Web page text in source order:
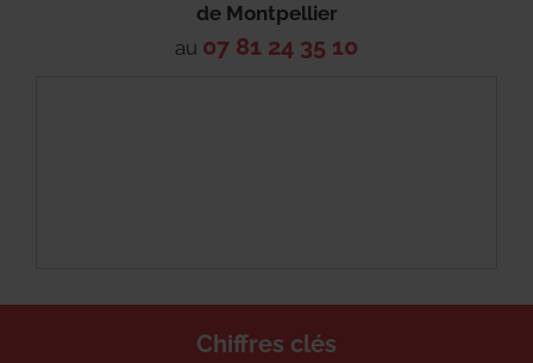
de Montpellier
au 07 81 24 35 10
Chiffres clés